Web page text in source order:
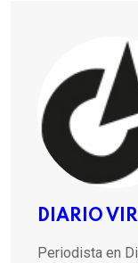
DIARIO
Periodista en